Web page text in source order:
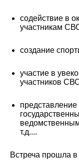
содействие в
участникам
создание
участие в
участников
т.д....
Встреча прошла в